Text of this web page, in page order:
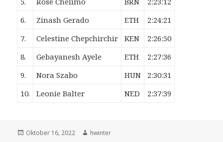
6.
Zinash Gerado ETH
2:24:21
7.
Celestine Chepchirchir KEN
2:26:50
8.
Gebayanesh Ayele ETH
2:27:36
9.
Nora Szabo HUN
2:30:31
10.
Leonie Balter NED 2:37:39
Veröffentlicht
Oktober 16, 2022 Autor
hwinter